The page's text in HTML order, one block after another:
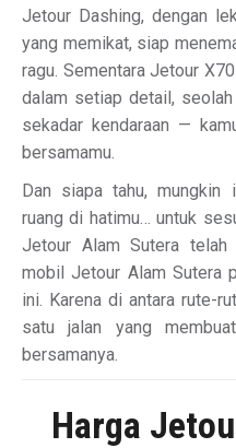
Jetour Dashing, dengan
yang memikat, siap
ragu. Sementara Jetour
dalam setiap detail,
sekadar kendaraan —
bersamamu.
Dan siapa tahu, mungkin
ruang di hatimu… untuk
Jetour Alam Sutera telah
mobil Jetour Alam Sutera
ini. Karena di antara rute-
satu jalan yang
bersamanya.
Harga